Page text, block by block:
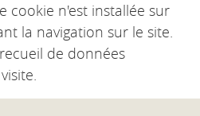
cookie n'est installée sur
la navigation sur le site.
de données